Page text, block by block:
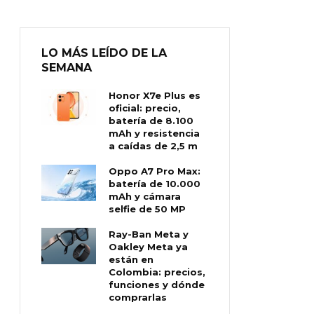
LO MÁS LEÍDO DE LA
SEMANA
Honor X7e Plus es
oficial: precio,
batería de 8.100
mAh y resistencia
a caídas de 2,5 m
Oppo A7 Pro Max:
batería de 10.000
mAh y cámara
selfie de 50 MP
Ray-Ban Meta y
Oakley Meta ya
están en
Colombia: precios,
funciones y dónde
comprarlas